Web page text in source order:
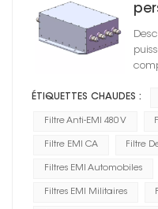
ÉTIQUETTES CHAUDES :
Filtre Anti-EMI 480 V
Filtre EMI CA Filtre
Filtres EMI Automobiles
Filtres EMI Militaires